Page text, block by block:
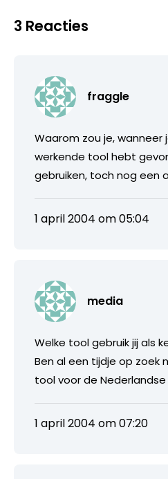
3 Reacties
fraggle
Waarom zou je, wanneer
werkende tool hebt
gebruiken, toch nog een
1 april 2004 om 05:04
media
Welke tool gebruik jij als
Ben al een tijdje op zoek
tool voor de
1 april 2004 om 07:20